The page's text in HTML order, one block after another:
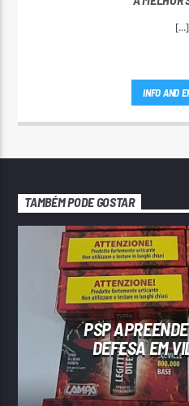
[...]
INFO AND
TAMBÉM PODE GOSTAR
PSP
DEFESA EM